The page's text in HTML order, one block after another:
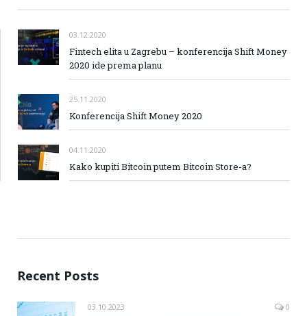
03.12.2020
Fintech elita u Zagrebu – konferencija Shift Money
2020 ide prema planu
25.11.2020
Konferencija Shift Money 2020
04.11.2020
Kako kupiti Bitcoin putem Bitcoin Store-a?
Recent Posts
03.10.2023 0